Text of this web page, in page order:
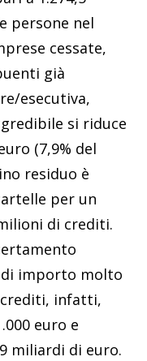
persone nel
cessate,
già
esecutiva,
si riduce
(7,9% del
residuo è
per un
di crediti.
di importo molto
infatti,
euro e
miliardi di euro.